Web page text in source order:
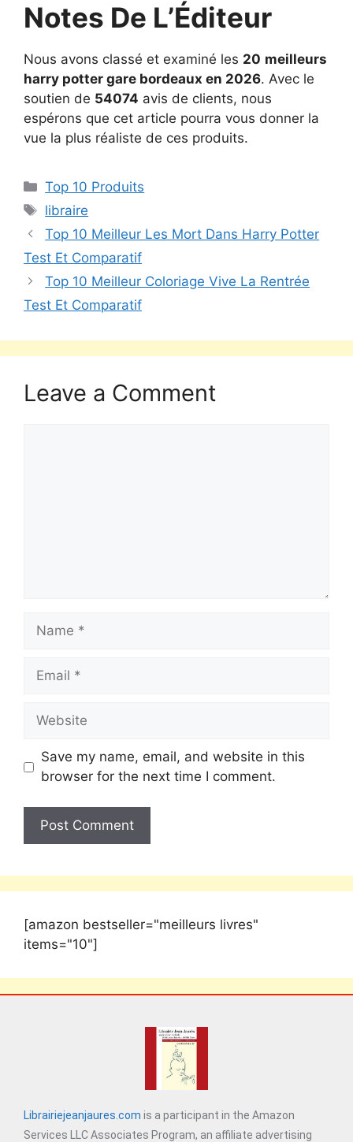
Notes De L’Éditeur
Nous avons classé et examiné les 20 meilleurs
harry potter gare bordeaux en 2026. Avec le
soutien de 54074 avis de clients, nous
espérons que cet article pourra vous donner la
vue la plus réaliste de ces produits.
Top 10 Produits
libraire
Top 10 Meilleur Les Mort Dans Harry Potter
Test Et Comparatif
Top 10 Meilleur Coloriage Vive La Rentrée
Test Et Comparatif
Leave a Comment
Save my name, email, and website in this
browser for the next time I comment.
[amazon bestseller="meilleurs livres"
items="10"]
Librairiejeanjaures.com is a participant in the Amazon
Services LLC Associates Program, an affiliate advertising